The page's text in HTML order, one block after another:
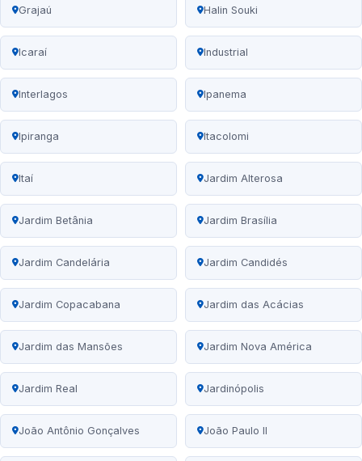
Grajaú Halin Souki
Icaraí Industrial
Interlagos Ipanema
Ipiranga Itacolomi
Itaí Jardim Alterosa
Jardim Betânia Jardim Brasília
Jardim Candelária Jardim Candidés
Jardim Copacabana Jardim das Acácias
Jardim das Mansões Jardim Nova América
Jardim Real Jardinópolis
João Antônio Gonçalves João Paulo II